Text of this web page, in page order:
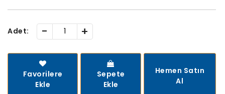
Adet: - +
Favorilere
Ekle
Sepete
Ekle
Hemen Satın
Al